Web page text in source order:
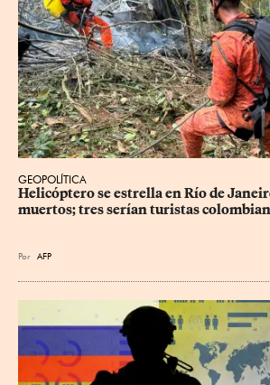
GEOPOLÍTICA
Helicóptero se estrella en Río de
muertos; tres serían turistas
Por AFP